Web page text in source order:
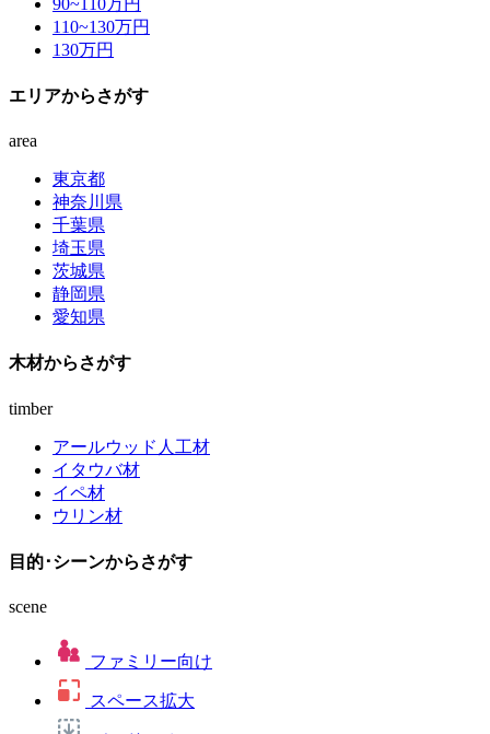
110~130万円
130万円
エリアからさがす
area
東京都
神奈川県
千葉県
埼玉県
茨城県
静岡県
愛知県
木材からさがす
timber
アールウッド人工材
イタウバ材
イペ材
ウリン材
目的･シーンからさがす
scene
ファミリー向け
スペース拡大